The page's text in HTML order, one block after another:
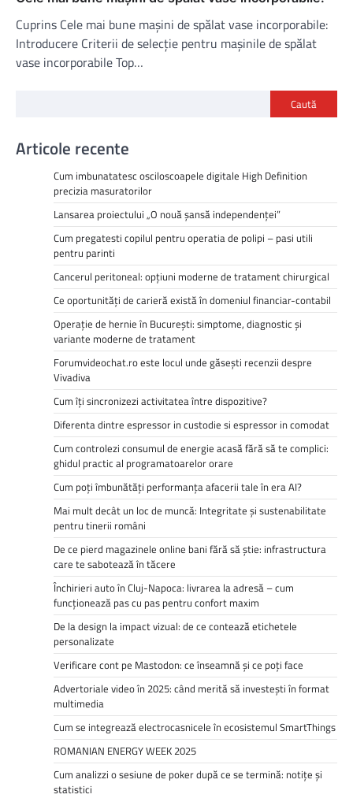
Cuprins Cele mai bune mașini de spălat vase incorporabile:
Introducere Criterii de selecție pentru mașinile de spălat
vase incorporabile Top…
Caută
Articole recente
Cum imbunatatesc osciloscoapele digitale High Definition
precizia masuratorilor
Lansarea proiectului „O nouă șansă independenței”
Cum pregatesti copilul pentru operatia de polipi – pasi utili
pentru parinti
Cancerul peritoneal: opțiuni moderne de tratament chirurgical
Ce oportunități de carieră există în domeniul financiar-contabil
Operație de hernie în București: simptome, diagnostic și
variante moderne de tratament
Forumvideochat.ro este locul unde găsești recenzii despre
Vivadiva
Cum îți sincronizezi activitatea între dispozitive?
Diferenta dintre espressor in custodie si espressor in comodat
Cum controlezi consumul de energie acasă fără să te complici:
ghidul practic al programatoarelor orare
Cum poți îmbunătăți performanța afacerii tale în era AI?
Mai mult decât un loc de muncă: Integritate și sustenabilitate
pentru tinerii români
De ce pierd magazinele online bani fără să știe: infrastructura
care te sabotează în tăcere
Închirieri auto în Cluj-Napoca: livrarea la adresă – cum
funcționează pas cu pas pentru confort maxim
De la design la impact vizual: de ce contează etichetele
personalizate
Verificare cont pe Mastodon: ce înseamnă și ce poți face
Advertoriale video în 2025: când merită să investești în format
multimedia
Cum se integrează electrocasnicele în ecosistemul SmartThings
ROMANIAN ENERGY WEEK 2025
Cum analizzi o sesiune de poker după ce se termină: notițe și
statistici